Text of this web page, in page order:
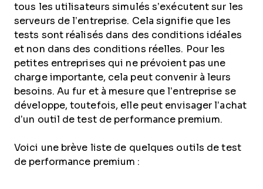
tous les utilisateurs simulés s’exécutent sur les
serveurs de l’entreprise. Cela signifie que les
tests sont réalisés dans des conditions idéales
et non dans des conditions réelles. Pour les
petites entreprises qui ne prévoient pas une
charge importante, cela peut convenir à leurs
besoins. Au fur et à mesure que l’entreprise se
développe, toutefois, elle peut envisager l’achat
d’un outil de test de performance premium.
Voici une brève liste de quelques outils de test
de performance premium :